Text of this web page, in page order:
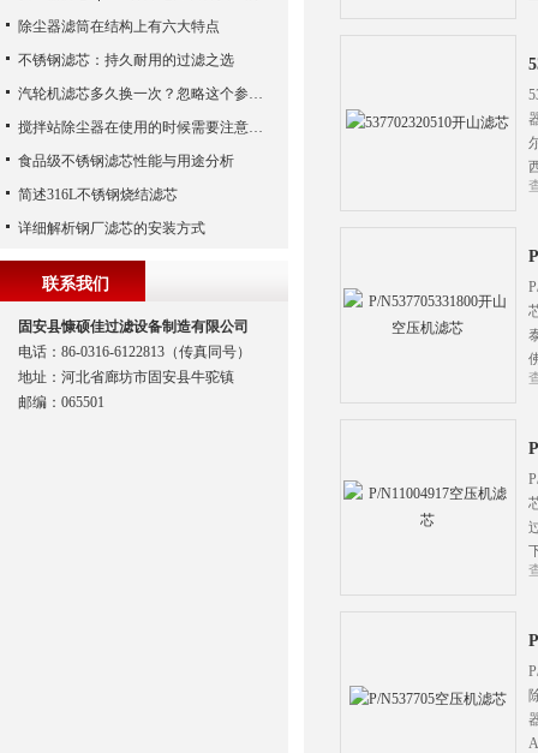
除尘器滤筒在结构上有六大特点
不锈钢滤芯：持久耐用的过滤之选
汽轮机滤芯多久换一次？忽略这个参数，机组非停损失可能上百万！
搅拌站除尘器在使用的时候需要注意哪些事项？
食品级不锈钢滤芯性能与用途分析
简述316L不锈钢烧结滤芯
详细解析钢厂滤芯的安装方式
联系我们
固安县慷硕佳过滤设备制造有限公司
电话：86-0316-6122813（传真同号）
地址：河北省廊坊市固安县牛驼镇
邮编：065501